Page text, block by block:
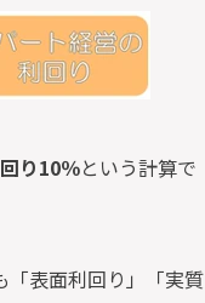
り10％という計算で
「表面利回り」「実質